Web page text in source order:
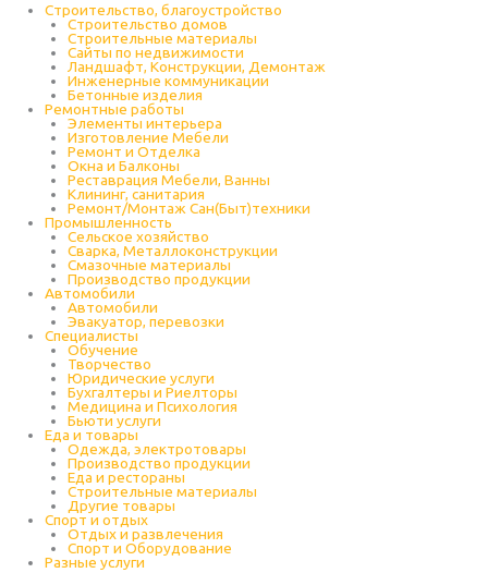
Строительство, благоустройство
Строительство домов
Строительные материалы
Сайты по недвижимости
Ландшафт, Конструкции, Демонтаж
Инженерные коммуникации
Бетонные изделия
Ремонтные работы
Элементы интерьера
Изготовление Мебели
Ремонт и Отделка
Окна и Балконы
Реставрация Мебели, Ванны
Клининг, санитария
Ремонт/Монтаж Сан(Быт)техники
Промышленность
Cельское хозяйство
Сварка, Металлоконструкции
Cмазочные материалы
Производство продукции
Автомобили
Автомобили
Эвакуатор, перевозки
Специалисты
Обучение
Творчество
Юридические услуги
Бухгалтеры и Риелторы
Медицина и Психология
Бьюти услуги
Еда и товары
Одежда, электротовары
Производство продукции
Еда и рестораны
Строительные материалы
Другие товары
Спорт и отдых
Отдых и развлечения
Спорт и Оборудование
Разные услуги